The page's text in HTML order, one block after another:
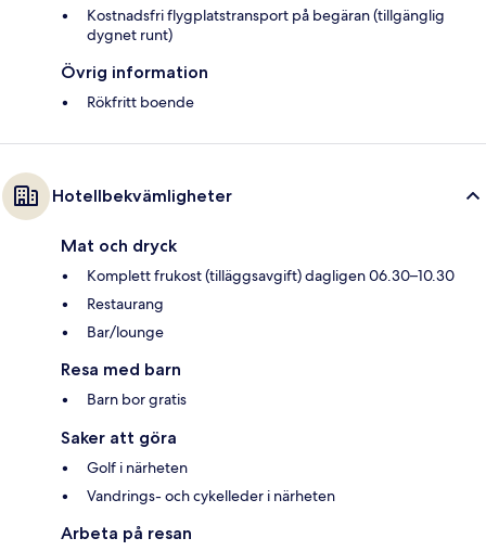
Kostnadsfri flygplatstransport på begäran (tillgänglig
dygnet runt)
Övrig information
Rökfritt boende
Hotellbekvämligheter
Mat och dryck
Komplett frukost (tilläggsavgift) dagligen 06.30–10.30
Restaurang
Bar/lounge
Resa med barn
Barn bor gratis
Saker att göra
Golf i närheten
Vandrings- och cykelleder i närheten
Arbeta på resan